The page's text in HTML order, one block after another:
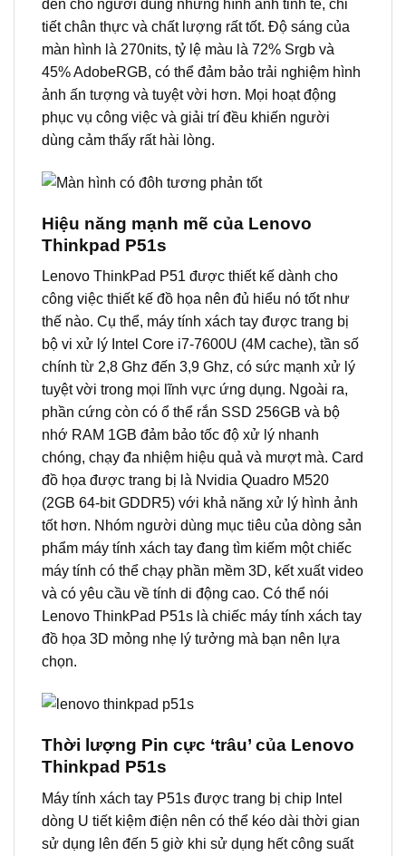
đến cho người dùng những hình ảnh tinh tế, chi
tiết chân thực và chất lượng rất tốt. Độ sáng của
màn hình là 270nits, tỷ lệ màu là 72% Srgb và
45% AdobeRGB, có thể đảm bảo trải nghiệm hình
ảnh ấn tượng và tuyệt vời hơn. Mọi hoạt động
phục vụ công việc và giải trí đều khiến người
dùng cảm thấy rất hài lòng.
Hiệu năng mạnh mẽ của Lenovo
Thinkpad P51s
Lenovo ThinkPad P51 được thiết kế dành cho
công việc thiết kế đồ họa nên đủ hiểu nó tốt như
thế nào. Cụ thể, máy tính xách tay được trang bị
bộ vi xử lý Intel Core i7-7600U (4M cache), tần số
chính từ 2,8 Ghz đến 3,9 Ghz, có sức mạnh xử lý
tuyệt vời trong mọi lĩnh vực ứng dụng. Ngoài ra,
phần cứng còn có ổ thể rắn SSD 256GB và bộ
nhớ RAM 1GB đảm bảo tốc độ xử lý nhanh
chóng, chạy đa nhiệm hiệu quả và mượt mà. Card
đồ họa được trang bị là Nvidia Quadro M520
(2GB 64-bit GDDR5) với khả năng xử lý hình ảnh
tốt hơn. Nhóm người dùng mục tiêu của dòng sản
phẩm máy tính xách tay đang tìm kiếm một chiếc
máy tính có thể chạy phần mềm 3D, kết xuất video
và có yêu cầu về tính di động cao. Có thể nói
Lenovo ThinkPad P51s là chiếc máy tính xách tay
đồ họa 3D mỏng nhẹ lý tưởng mà bạn nên lựa
chọn.
Thời lượng Pin cực ‘trâu’ của Lenovo
Thinkpad P51s
Máy tính xách tay P51s được trang bị chip Intel
dòng U tiết kiệm điện nên có thể kéo dài thời gian
sử dụng lên đến 5 giờ khi sử dụng hết công suất